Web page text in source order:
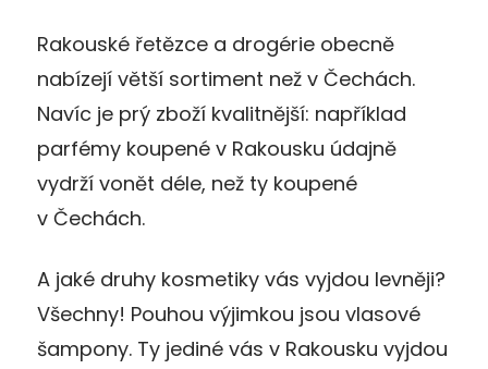
Rakouské řetězce a drogérie obecně
nabízejí větší sortiment než v Čechách.
Navíc je prý zboží kvalitnější: například
parfémy koupené v Rakousku údajně
vydrží vonět déle, než ty koupené
v Čechách.
A jaké druhy kosmetiky vás vyjdou levněji?
Všechny! Pouhou výjimkou jsou vlasové
šampony. Ty jediné vás v Rakousku vyjdou